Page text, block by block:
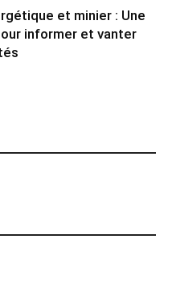
et minier : Une
informer et vanter